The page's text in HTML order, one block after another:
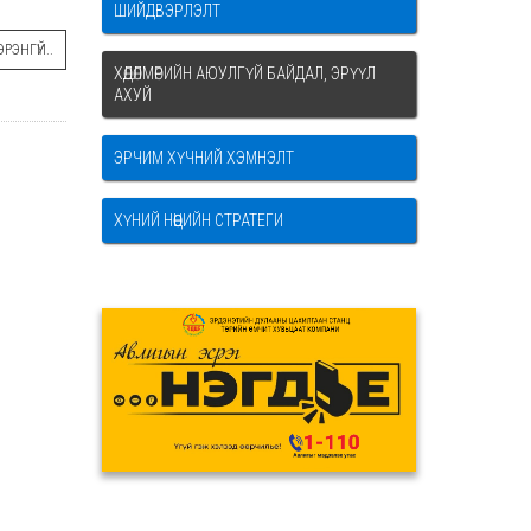
ШИЙДВЭРЛЭЛТ
ХӨДӨЛМӨРИЙН АЮУЛГҮЙ БАЙДАЛ, ЭРҮҮЛ
АХУЙ
ЭРЧИМ ХҮЧНИЙ ХЭМНЭЛТ
ХҮНИЙ НӨӨЦИЙН СТРАТЕГИ